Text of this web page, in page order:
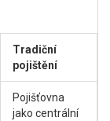
Tradiční
pojištění
Pojišťovna
jako centrální